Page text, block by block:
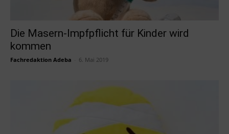
Die Masern-Impfpflicht für Kinder wird
kommen
Fachredaktion Adeba 6. Mai 2019